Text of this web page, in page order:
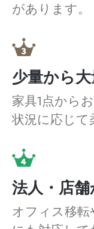
があります。
少量から
家具1点から
状況に応じて
法人・店
オフィス移転